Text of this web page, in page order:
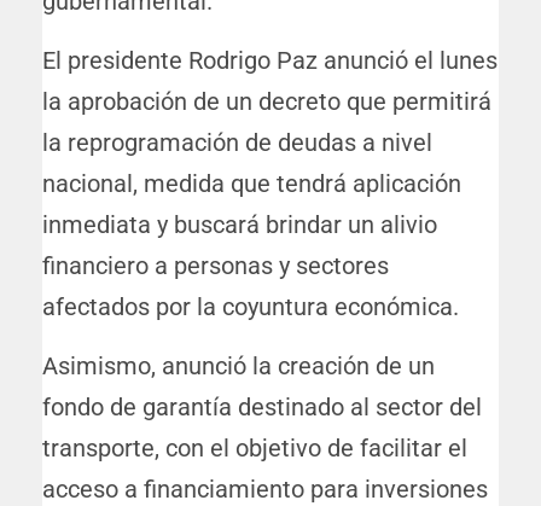
El presidente Rodrigo Paz anunció el lunes
la aprobación de un decreto que permitirá
la reprogramación de deudas a nivel
nacional, medida que tendrá aplicación
inmediata y buscará brindar un alivio
financiero a personas y sectores
afectados por la coyuntura económica.
Asimismo, anunció la creación de un
fondo de garantía destinado al sector del
transporte, con el objetivo de facilitar el
acceso a financiamiento para inversiones